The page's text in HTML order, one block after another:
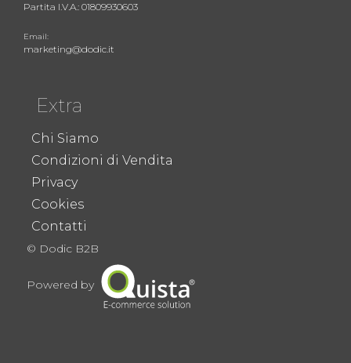
Partita I.V.A.: 01809930603
Email:
marketing@dodic.it
Extra
Chi Siamo
Condizioni di Vendita
Privacy
Cookies
Contatti
© Dodic B2B
Powered by